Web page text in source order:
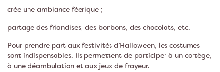
crée une ambiance féerique ;
partage des friandises, des bonbons, des chocolats, etc.
Pour prendre part aux festivités d’Halloween, les costumes
sont indispensables. Ils permettent de participer à un cortège,
à une déambulation et aux jeux de frayeur.